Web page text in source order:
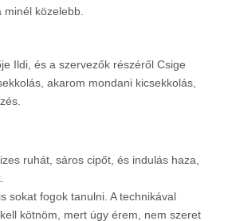
közelebb.
Ildi, és a szervezők részéről Csige
akarom mondani kicsekkolás,
ruhát, sáros cipőt, és indulás haza,
sokat fogok tanulni. A technikával
kötnöm, mert úgy érem, nem szeret